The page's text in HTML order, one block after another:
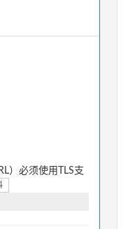
）必须使用TLS支